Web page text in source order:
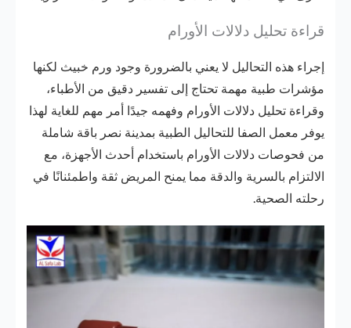
قراءة تحليل دلالات الأورام
إجراء هذه التحاليل لا يعني بالضرورة وجود ورم خبيث لكنها
مؤشرات طبية مهمة تحتاج إلى تفسير دقيق من الأطباء،
وقراءة تحليل دلالات الأورام وفهمه جيدًا أمر مهم للغاية لهذا
يوفر معمل الصفا للتحاليل الطبية بمدينة نصر باقة شاملة
من فحوصات دلالات الأورام باستخدام أحدث الأجهزة، مع
الالتزام بالسرية والدقة مما يمنح المريض ثقة واطمئنانًا في
رحلته الصحية.